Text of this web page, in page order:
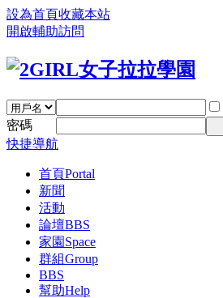
設為首頁收藏本站
開啟輔助訪問
密碼
快捷導航
首頁Portal
新聞
活動
論壇BBS
家園 Space
群組Group
BBS
幫助Help